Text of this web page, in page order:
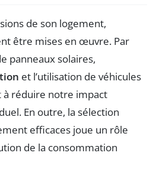
de son logement,
être mises en œuvre. Par
panneaux solaires,
et l’utilisation de véhicules
réduire notre impact
En outre, la sélection
efficaces joue un rôle
de la consommation